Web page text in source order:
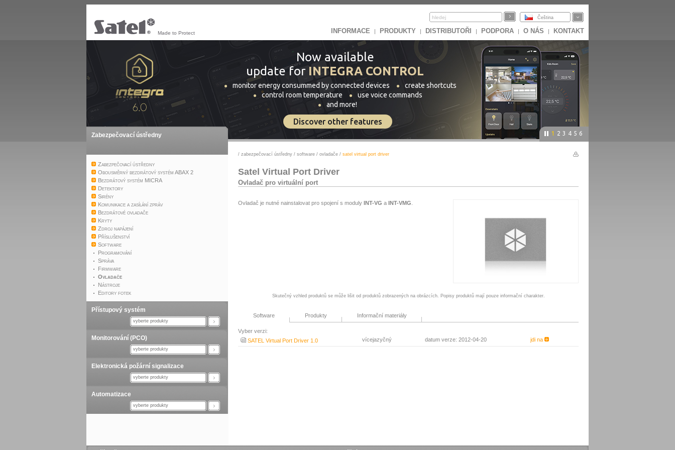
Made to Protect
Čeština
INFORMACE | PRODUKTY | DISTRIBUTOŘI | PODPORA | O NÁS | KONTAKT
Now available
update for INTEGRA CONTROL
monitor energy consummed by connected devices
create shortcuts
control room temperature
use voice commands
and more!
Discover other features
1 2 3 4 5 6
Zabezpečovací ústředny
Zabezpečovací ústředny
Obousměrný bezdrátový systém ABAX 2
Bezdrátový systém MICRA
Detektory
Sirény
Komunikace a zasílání zpráv
Bezdrátové ovladače
Kryty
Zdroj napájení
Příslušenství
Software
Programování
Správa
Firmware
Ovladače
Nástroje
Editory fotek
Přístupový systém
vyberte produkty
Monitorování (PCO)
vyberte produkty
Elektronická požární signalizace
vyberte produkty
Automatizace
vyberte produkty
/ zabezpečovací ústředny / software / ovladače / satel virtual port driver
Satel Virtual Port Driver
Ovladač pro virtuální port
Ovladač je nutné nainstalovat pro spojení s moduly INT-VG a INT-VMG
Skutečný vzhled produktů se může lišit od produktů zobrazených na obrázcích. Popisy produktů mají pouze informační charakter.
Software Produkty Informační materiály
Vyber verzi:
SATEL Virtual Port Driver 1.0
vícejazyčný datum verze: 2012-04-20 jdi na